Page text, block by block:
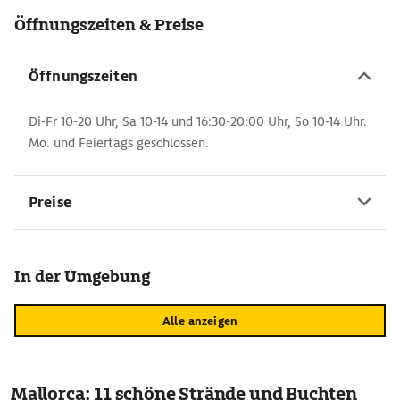
Öffnungszeiten & Preise
Öffnungszeiten
Di-Fr 10-20 Uhr, Sa 10-14 und 16:30-20:00 Uhr, So 10-14 Uhr.
Mo. und Feiertags geschlossen.
Preise
In der Umgebung
Alle anzeigen
Mallorca: 11 schöne Strände und Buchten